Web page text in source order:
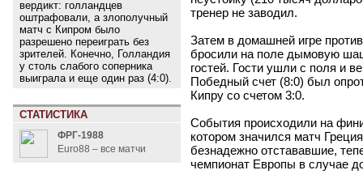
вердикт: голландцев
оштрафовали, а злополучный
матч с Кипром было
разрешено переиграть без
зрителей. Конечно, Голландия
у столь слабого соперника
выиграла и еще один раз (4:0).
СТАТИСТИКА
ФРГ-1988
Euro88 – все матчи
тренер не заводил.
Затем в домашней игре
бросили на поле дымовую
гостей. Гости ушли с поля и
Победный счет (8:0) был
Кипру со счетом 3:0.
События происходили на
котором значился матч
безнадежно отстававшие,
чемпионат Европы в случае